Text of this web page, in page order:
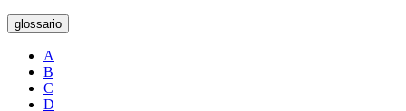
glossario
A
B
C
D